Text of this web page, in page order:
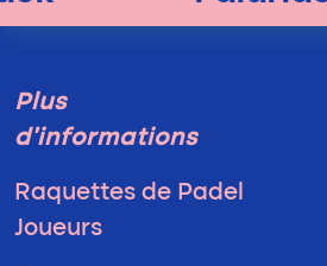
Plus
d'informations
Raquettes de Padel
Joueurs